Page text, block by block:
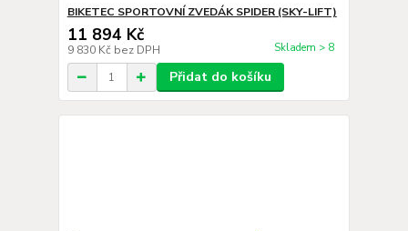
BIKETEC SPORTOVNÍ ZVEDÁK SPIDER (SKY-LIFT)
11 894 Kč
9 830 Kč bez DPH Skladem > 8
Přidat do košíku